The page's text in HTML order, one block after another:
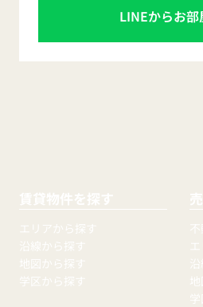
LINEからお部
賃貸物件を探す
エリアから探す
沿線から探す
地図から探す
学区から探す